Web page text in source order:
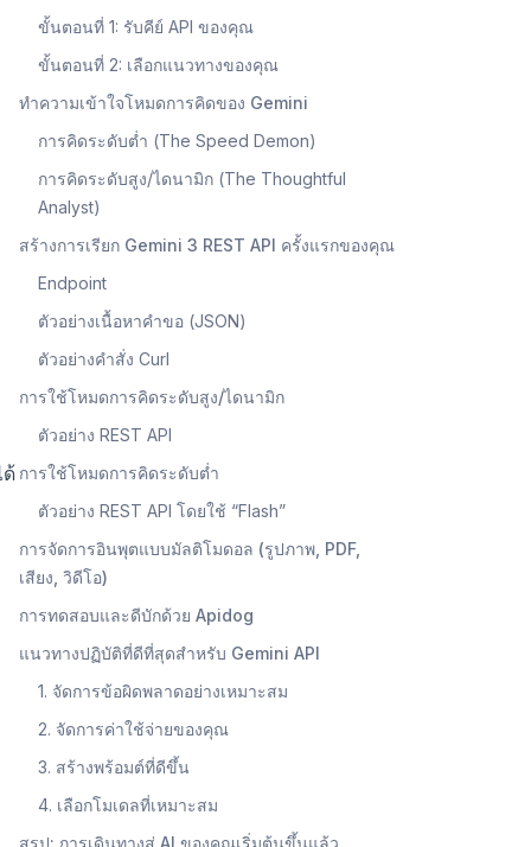
ด้
ขั้นตอนที่ 1: รับคีย์ API ของคุณ
ขั้นตอนที่ 2: เลือกแนวทางของคุณ
ทำความเข้าใจโหมดการคิดของ Gemini
การคิดระดับต่ำ (The Speed Demon)
การคิดระดับสูง/ไดนามิก (The Thoughtful
Analyst)
สร้างการเรียก Gemini 3 REST API ครั้งแรกของคุณ
Endpoint
ตัวอย่างเนื้อหาคำขอ (JSON)
ตัวอย่างคำสั่ง Curl
การใช้โหมดการคิดระดับสูง/ไดนามิก
ตัวอย่าง REST API
การใช้โหมดการคิดระดับต่ำ
ตัวอย่าง REST API โดยใช้ “Flash”
การจัดการอินพุตแบบมัลติโมดอล (รูปภาพ, PDF,
เสียง, วิดีโอ)
การทดสอบและดีบักด้วย Apidog
แนวทางปฏิบัติที่ดีที่สุดสำหรับ Gemini API
1. จัดการข้อผิดพลาดอย่างเหมาะสม
2. จัดการค่าใช้จ่ายของคุณ
3. สร้างพร้อมต์ที่ดีขึ้น
4. เลือกโมเดลที่เหมาะสม
สรุป: การเดินทางสู่ AI ของคุณเริ่มต้นขึ้นแล้ว